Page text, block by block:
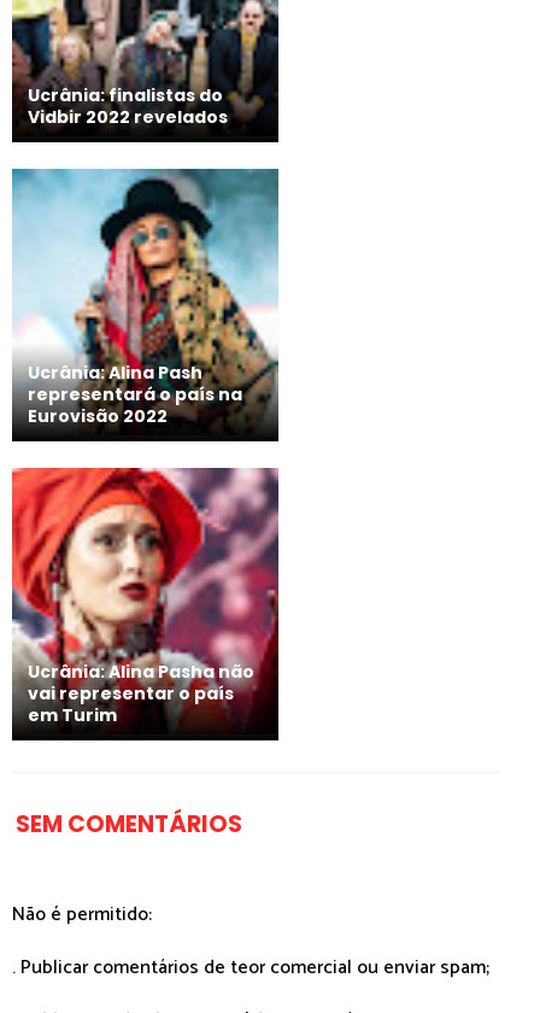
Ucrânia: finalistas do
Vidbir 2022 revelados
Ucrânia: Alina Pash
representará o país na
Eurovisão 2022
Ucrânia: Alina Pasha não
vai representar o país
em Turim
SEM COMENTÁRIOS
Não é permitido:
. Publicar comentários de teor comercial ou enviar spam;